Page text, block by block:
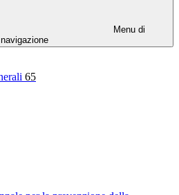
Menu di
navigazione
65